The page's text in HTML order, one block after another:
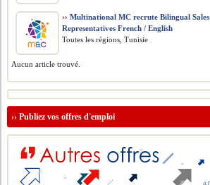
›› Multinational MC recrute Bilingual Sales
Representatives French / English
Toutes les régions, Tunisie
Aucun article trouvé.
››Publiez vos offres d'emploi